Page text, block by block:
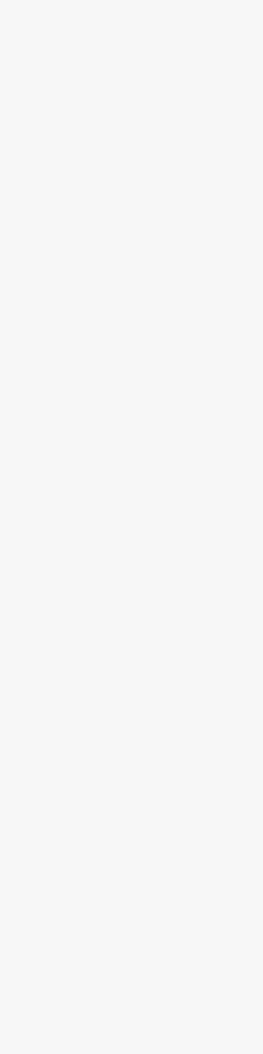
в случай на допустими прекъсвания,
Гаранция за самостоятелен трансфер.
трансфер, разходите за
да бъдат покрити до 500 EUR на пътник
на билета на пътник, в зависимост от
висока. Можем да организираме най-
до първоначалната си
прехвърляне не означава, че всички
да бъдат със самостоятелно
бъдат ясно обозначени като такива в
нашата Гаранция за самостоятелно
пропуснати връзки и др. Проверете
е
24/7,
безплатно приложение.
напомняния за визи и багаж – всичко